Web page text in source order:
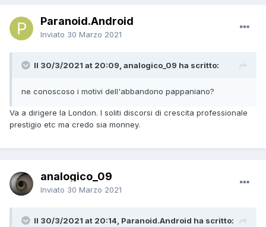
Paranoid.Android
Inviato 30 Marzo 2021
Il 30/3/2021 at 20:09, analogico_09 ha scritto:
ne conoscoso i motivi dell'abbandono pappaniano?
Va a dirigere la London. I soliti discorsi di crescita professionale
prestigio etc ma credo sia monney.
analogico_09
Inviato 30 Marzo 2021
Il 30/3/2021 at 20:14, Paranoid.Android ha scritto: